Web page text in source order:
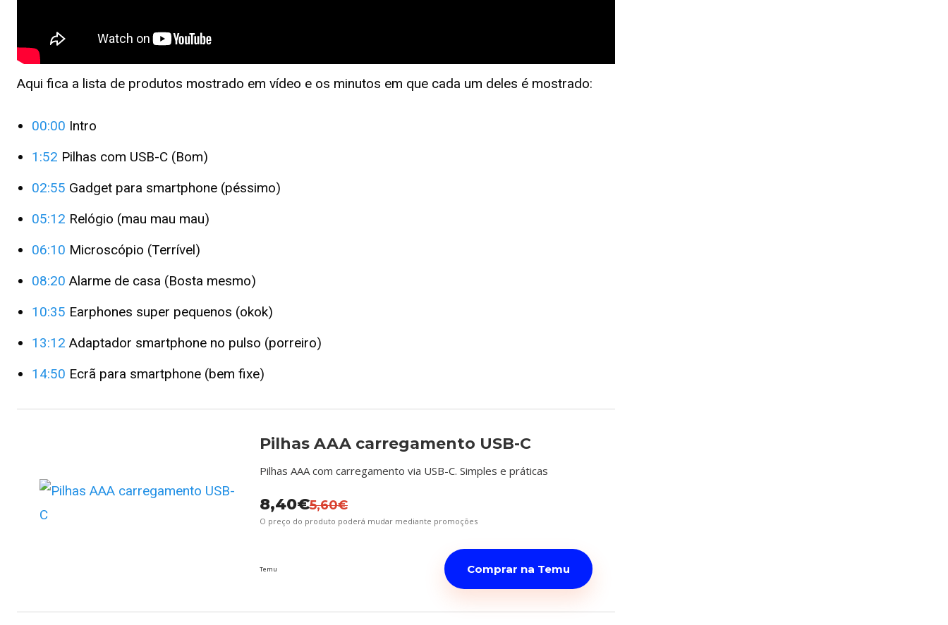
Aqui fica a lista de produtos mostrado em vídeo e os minutos em que cada um deles é mostrado:
00:00 Intro
1:52 Pilhas com USB-C (Bom)
02:55 Gadget para smartphone (péssimo)
05:12 Relógio (mau mau mau)
06:10 Microscópio (Terrível)
08:20 Alarme de casa (Bosta mesmo)
10:35 Earphones super pequenos (okok)
13:12 Adaptador smartphone no pulso (porreiro)
14:50 Ecrã para smartphone (bem fixe)
Pilhas AAA carregamento USB-C
Pilhas AAA com carregamento via USB-C. Simples e práticas
8,40€5,60€
O preço do produto poderá mudar mediante promoções
Temu Comprar na Temu